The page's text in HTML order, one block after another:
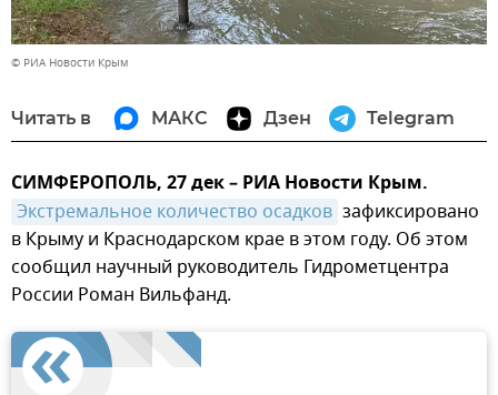
© РИА Новости Крым
Читать в МАКС Дзен Telegram
СИМФЕРОПОЛЬ, 27 дек – РИА Новости Крым.
Экстремальное количество осадков зафиксировано
в Крыму и Краснодарском крае в этом году. Об этом
сообщил научный руководитель Гидрометцентра
России Роман Вильфанд.